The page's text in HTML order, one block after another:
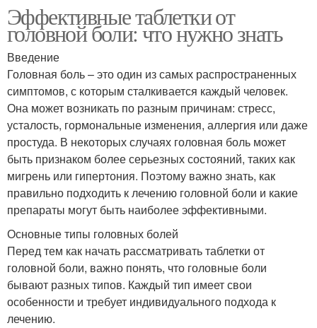
Эффективные таблетки от
головной боли: что нужно знать
Введение
Головная боль – это один из самых распространенных
симптомов, с которым сталкивается каждый человек.
Она может возникать по разным причинам: стресс,
усталость, гормональные изменения, аллергия или даже
простуда. В некоторых случаях головная боль может
быть признаком более серьезных состояний, таких как
мигрень или гипертония. Поэтому важно знать, как
правильно подходить к лечению головной боли и какие
препараты могут быть наиболее эффективными.
Основные типы головных болей
Перед тем как начать рассматривать таблетки от
головной боли, важно понять, что головные боли
бывают разных типов. Каждый тип имеет свои
особенности и требует индивидуального подхода к
лечению.